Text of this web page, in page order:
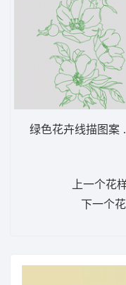
绿色花卉线描图案
上一个花
下一个